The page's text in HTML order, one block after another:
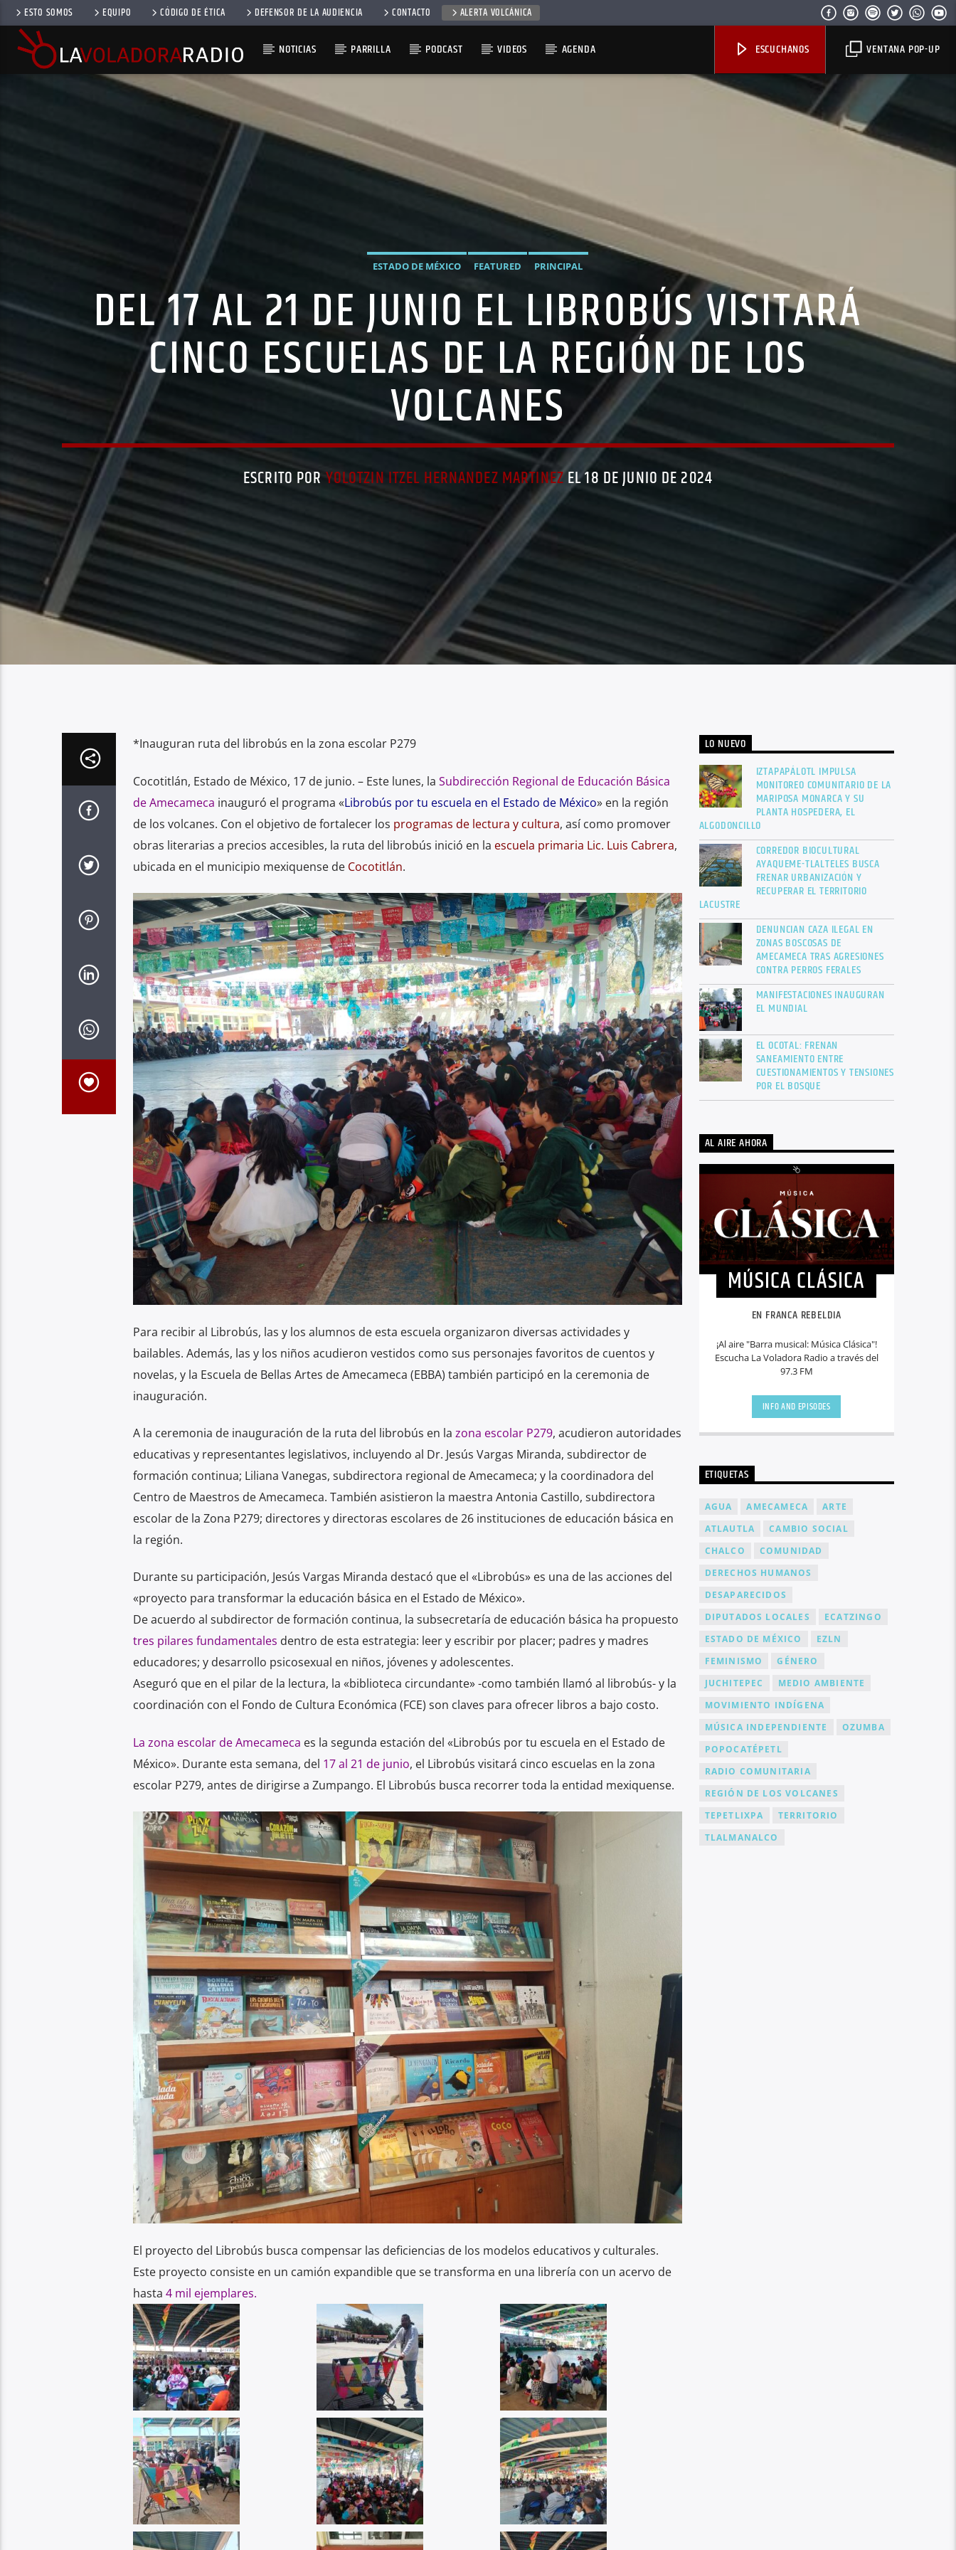
ESTO SOMOS EQUIPO CÓDIGO DE ÉTICA DEFENSOR DE LA AUDIENCIA CONTACTO ALERTA VOLCÁNICA
NOTICIAS PARRILLA PODCAST VIDEOS AGENDA VENTANA POP-UP
ESCUCHANOS
ESTADO DE MÉXICO FEATURED PRINCIPAL
DEL 17 AL 21 DE JUNIO EL LIBROBÚS VISITARÁ
CINCO ESCUELAS DE LA REGIÓN DE LOS
VOLCANES
ESCRITO POR YOLOTZIN ITZEL HERNANDEZ MARTINEZEL 18 DE JUNIO DE 2024
*Inauguran ruta del librobús en la zona escolar P279
Cocotitlán, Estado de México, 17 de junio. – Este lunes, la Subdirección Regional de Educación Básica
de Amecameca inauguró el programa «Librobús por tu escuela en el Estado de México» en la región
de los volcanes. Con el objetivo de fortalecer los programas de lectura y cultura, así como promover
obras literarias a precios accesibles, la ruta del librobús inició en la escuela primaria Lic. Luis Cabrera,
ubicada en el municipio mexiquense de Cocotitlán.
Para recibir al Librobús, las y los alumnos de esta escuela organizaron diversas actividades y
bailables. Además, las y los niños acudieron vestidos como sus personajes favoritos de cuentos y
novelas, y la Escuela de Bellas Artes de Amecameca (EBBA) también participó en la ceremonia de
inauguración.
A la ceremonia de inauguración de la ruta del librobús en la zona escolar P279, acudieron autoridades
educativas y representantes legislativos, incluyendo al Dr. Jesús Vargas Miranda, subdirector de
formación continua; Liliana Vanegas, subdirectora regional de Amecameca; y la coordinadora del
Centro de Maestros de Amecameca. También asistieron la maestra Antonia Castillo, subdirectora
escolar de la Zona P279; directores y directoras escolares de 26 instituciones de educación básica en
la región.
Durante su participación, Jesús Vargas Miranda destacó que el «Librobús» es una de las acciones del
«proyecto para transformar la educación básica en el Estado de México».
De acuerdo al subdirector de formación continua, la subsecretaría de educación básica ha propuesto
tres pilares fundamentales dentro de esta estrategia: leer y escribir por placer; padres y madres
educadores; y desarrollo psicosexual en niños, jóvenes y adolescentes.
Aseguró que en el pilar de la lectura, la «biblioteca circundante» -como también llamó al librobús- y la
coordinación con el Fondo de Cultura Económica (FCE) son claves para ofrecer libros a bajo costo.
La zona escolar de Amecameca es la segunda estación del «Librobús por tu escuela en el Estado de
México». Durante esta semana, del 17 al 21 de junio, el Librobús visitará cinco escuelas en la zona
escolar P279, antes de dirigirse a Zumpango. El Librobús busca recorrer toda la entidad mexiquense.
El proyecto del Librobús busca compensar las deficiencias de los modelos educativos y culturales.
Este proyecto consiste en un camión expandible que se transforma en una librería con un acervo de
hasta 4 mil ejemplares.
LO NUEVO
IZTAPAPÁLOTL IMPULSA
MONITOREO COMUNITARIO DE LA
MARIPOSA MONARCA Y SU
PLANTA HOSPEDERA, EL
ALGODONCILLO
CORREDOR BIOCULTURAL
AYAQUEME-TLALTELES BUSCA
FRENAR URBANIZACIÓN Y
RECUPERAR EL TERRITORIO
LACUSTRE
DENUNCIAN CAZA ILEGAL EN
ZONAS BOSCOSAS DE
AMECAMECA TRAS AGRESIONES
CONTRA PERROS FERALES
MANIFESTACIONES INAUGURAN
EL MUNDIAL
EL OCOTAL: FRENAN
SANEAMIENTO ENTRE
CUESTIONAMIENTOS Y TENSIONES
POR EL BOSQUE
AL AIRE AHORA
MÚSICA CLÁSICA
EN FRANCA REBELDIA
¡Al aire "Barra musical: Música Clásica"!
Escucha La Voladora Radio a través del
97.3 FM
INFO AND EPISODES
ETIQUETAS
AGUA AMECAMECA
ARTE
ATLAUTLA
CAMBIO SOCIAL
CHALCO
COMUNIDAD
DERECHOS HUMANOS
DESAPARECIDOS
DIPUTADOS LOCALES
ECATZINGO
ESTADO DE MÉXICO
EZLN
FEMINISMO
GÉNERO
JUCHITEPEC
MEDIO AMBIENTE
MOVIMIENTO INDÍGENA
MÚSICA INDEPENDIENTE
OZUMBA
POPOCATÉPETL
RADIO COMUNITARIA
REGIÓN DE LOS VOLCANES
TEPETLIXPA
TERRITORIO
TLALMANALCO